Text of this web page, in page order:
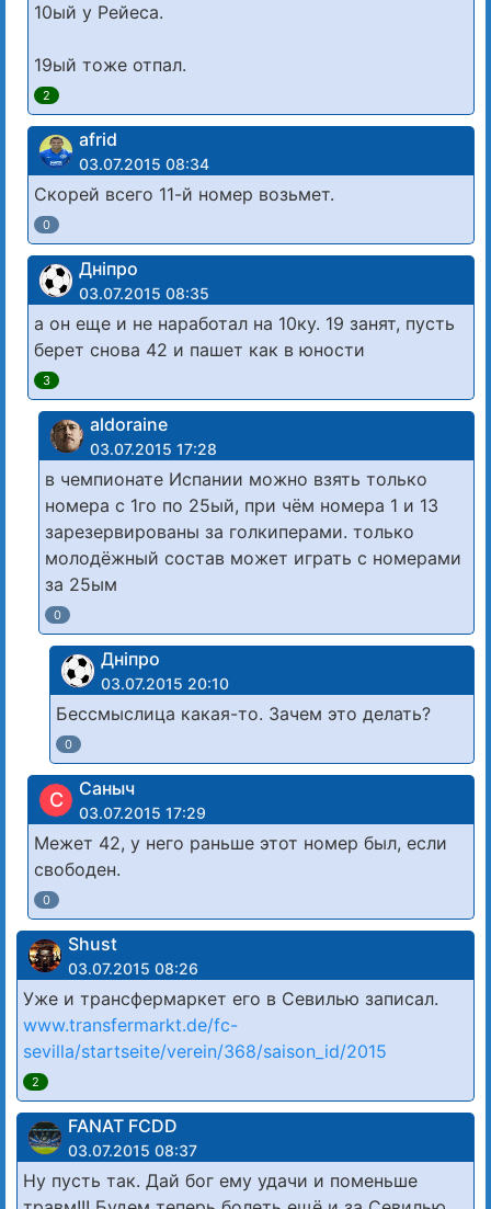
10ый у Рейеса.
19ый тоже отпал.
2
afrid
03.07.2015 08:34
Скорей всего 11-й номер возьмет.
0
Дніпро
03.07.2015 08:35
а он еще и не наработал на 10ку. 19 занят, пусть
берет снова 42 и пашет как в юности
3
aldoraine
03.07.2015 17:28
в чемпионате Испании можно взять только
номера с 1го по 25ый, при чём номера 1 и 13
зарезервированы за голкиперами. только
молодёжный состав может играть с номерами
за 25ым
0
Дніпро
03.07.2015 20:10
Бессмыслица какая-то. Зачем это делать?
0
С Саныч
03.07.2015 17:29
Межет 42, у него раньше этот номер был, если
свободен.
0
Shust
03.07.2015 08:26
Уже и трансфермаркет его в Севилью записал.
www.transfermarkt.de/fc-
sevilla/startseite/verein/368/saison_id/2015
2
FANAT FCDD
03.07.2015 08:37
Ну пусть так. Дай бог ему удачи и поменьше